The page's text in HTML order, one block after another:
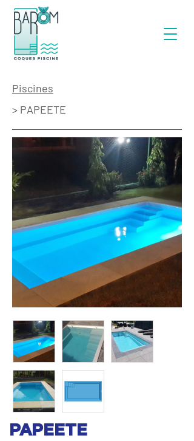
Piscines
> PAPEETE
PAPEETE